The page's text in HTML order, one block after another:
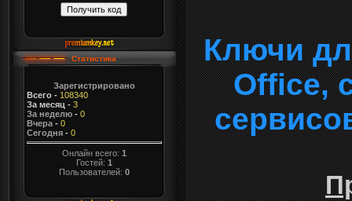
Статистика
Зарегистрировано
Всего- 108340
За месяц - 3
За неделю- 0
Вчера- 0
Сегодня- 0
Онлайн всего: 1
Гостей: 1
Пользователей: 0
Ключи
Office,